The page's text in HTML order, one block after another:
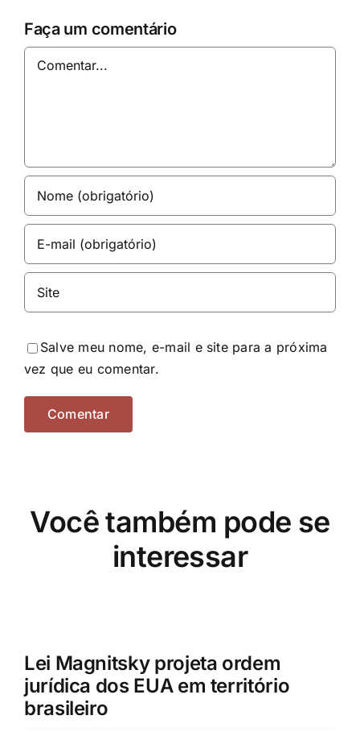
Faça um comentário
Comentar
Salve meu nome, e-mail e site para a próxima
vez que eu comentar.
Você também pode se
interessar
Lei Magnitsky projeta ordem
jurídica dos EUA em território
brasileiro